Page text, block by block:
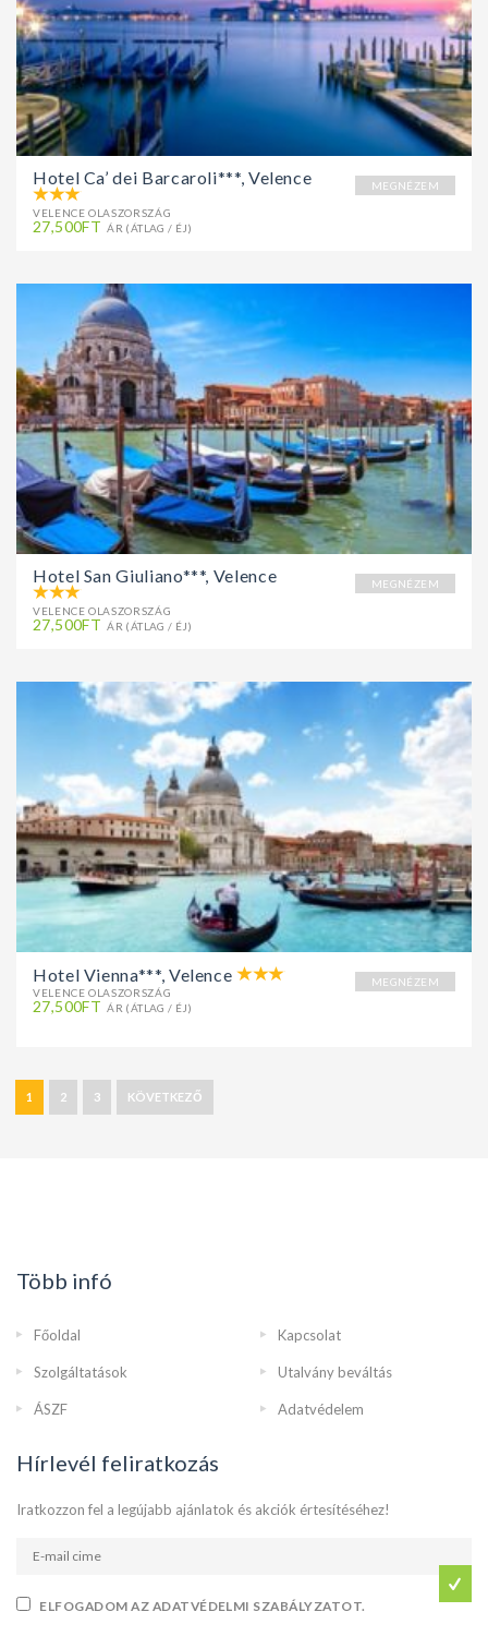
MEGNÉZEM
Hotel Ca’ dei Barcaroli***, Velence
VELENCE OLASZORSZÁG
27,500FT ÁR (ÁTLAG / ÉJ)
MEGNÉZEM
Hotel San Giuliano***, Velence
VELENCE OLASZORSZÁG
27,500FT ÁR (ÁTLAG / ÉJ)
MEGNÉZEM
Hotel Vienna***, Velence
VELENCE OLASZORSZÁG
27,500FT ÁR (ÁTLAG / ÉJ)
1 2 3 KÖVETKEZŐ
Több infó
Főoldal Kapcsolat
Szolgáltatások Utalvány beváltás
ÁSZF Adatvédelem
Hírlevél feliratkozás
Iratkozzon fel a legújabb ajánlatok és akciók értesítéséhez!
ELFOGADOM AZ ADATVÉDELMI SZABÁLYZATOT.